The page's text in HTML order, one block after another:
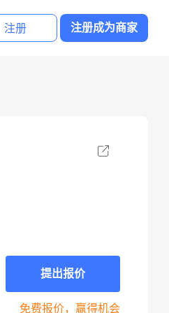
注册 注册成为商家
提出报价
免费报价，赢得机会